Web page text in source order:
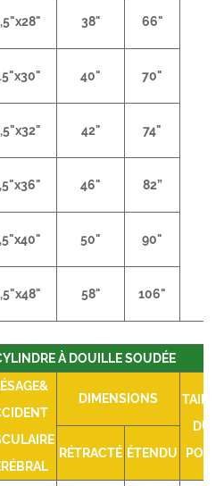
38" 66"
40" 70"
42" 74"
46" 82”
50" 90"
58" 106"
À DOUILLE SOUDÉE
DIMENSIONS
TAILLE
DU
PORT
RÉTRACTÉ ÉTENDU